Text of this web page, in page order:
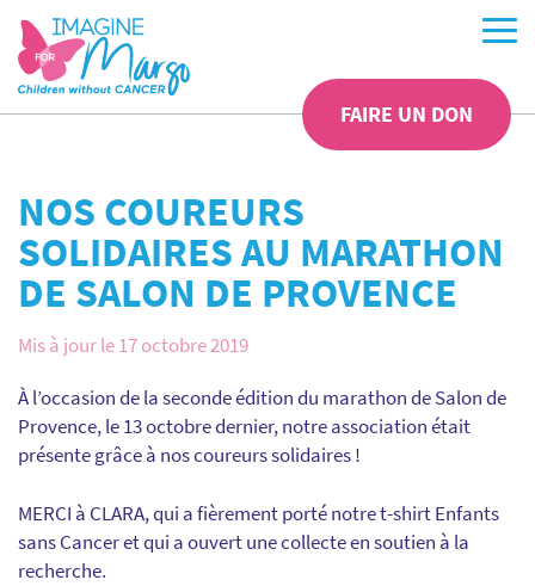
FAIRE UN DON
NOS COUREURS
SOLIDAIRES AU MARATHON
DE SALON DE PROVENCE
Mis à jour le 17 octobre 2019
À l’occasion de la seconde édition du marathon de Salon de
Provence, le 13 octobre dernier, notre association était
présente grâce à nos coureurs solidaires !
MERCI à CLARA, qui a fièrement porté notre t-shirt Enfants
sans Cancer et qui a ouvert une collecte en soutien à la
recherche.